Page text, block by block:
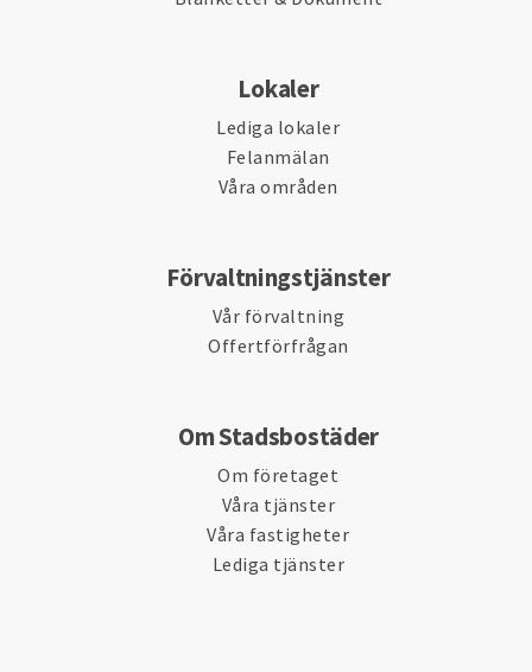
Lokaler
Lediga lokaler
Felanmälan
Våra områden
Förvaltningstjänster
Vår förvaltning
Offertförfrågan
Om Stadsbostäder
Om företaget
Våra tjänster
Våra fastigheter
Lediga tjänster